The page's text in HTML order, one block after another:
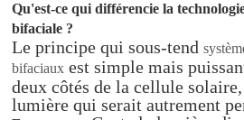
Qu'est-ce qui différencie la
bifaciale ?
Le principe qui sous-tend
bifaciaux est simple mais
deux côtés de la cellule
lumière qui serait autrement